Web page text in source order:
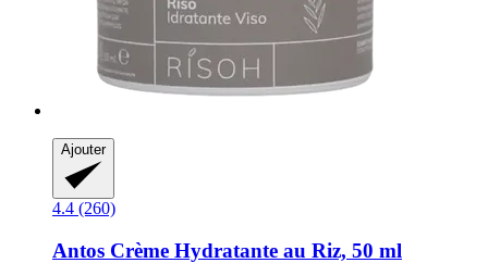
Ajouter
4.4 (260)
Antos Crème Hydratante au Riz, 50 ml